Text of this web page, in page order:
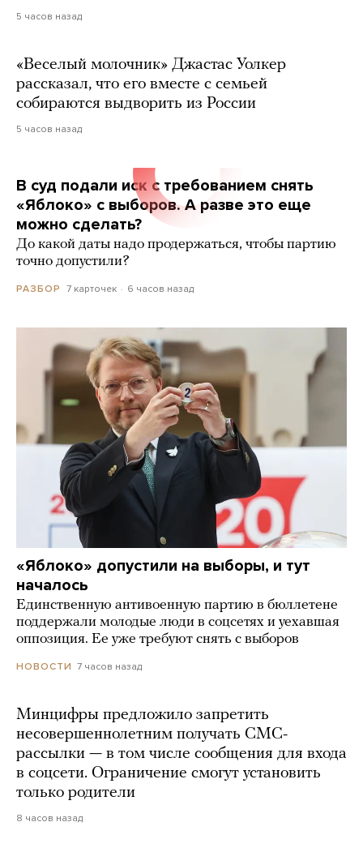
5 часов назад
«Веселый молочник» Джастас Уолкер
рассказал, что его вместе с семьей
собираются выдворить из России
5 часов назад
В суд подали иск с требованием снять
«Яблоко» с выборов. А разве это еще
можно сделать?
До какой даты надо продержаться, чтобы партию
точно допустили?
РАЗБОР 7 карточек 6 часов назад
«Яблоко» допустили на выборы, и тут
началось
Единственную антивоенную партию в бюллетене
поддержали молодые люди в соцсетях и уехавшая
оппозиция. Ее уже требуют снять с выборов
НОВОСТИ 7 часов назад
Минцифры предложило запретить
несовершеннолетним получать СМС-
рассылки — в том числе сообщения для входа
в соцсети. Ограничение смогут установить
только родители
8 часов назад